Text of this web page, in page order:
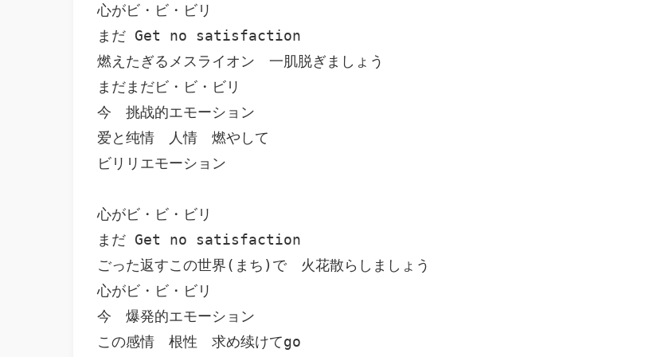
心がビ・ビ・ビリ
まだ Get no satisfaction
燃えたぎるメスライオン　一肌脱ぎましょう
まだまだビ・ビ・ビリ
今　挑战的エモーション
爱と纯情　人情　燃やして
ビリリエモーション
心がビ・ビ・ビリ
まだ Get no satisfaction
ごった返すこの世界(まち)で　火花散らしましょう
心がビ・ビ・ビリ
今　爆発的エモーション
この感情　根性　求め续けてgo